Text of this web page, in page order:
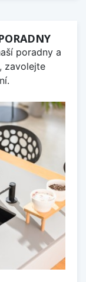
poradny a
zavolejte